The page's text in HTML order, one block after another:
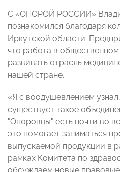
С «ОПОРОЙ РОССИИ»
познакомился благодаря
Иркутской области.
что работа в
развивать отрасль
нашей стране.
«Я с воодушевлением
существует такое
"Опоровцы" есть почти во
это помогает заниматься
выпускаемой продукции в
рамках Комитета по